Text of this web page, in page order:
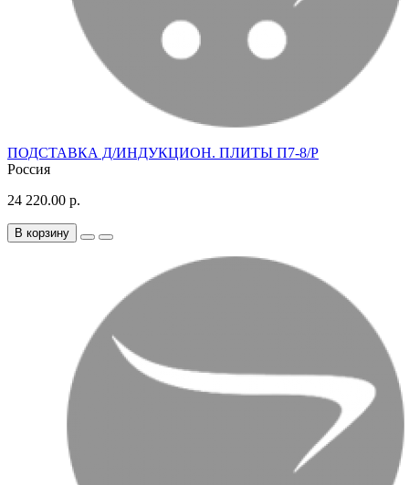
ПОДСТАВКА Д/ИНДУКЦИОН. ПЛИТЫ П7-8/Р
Россия
24 220.00 р.
В корзину